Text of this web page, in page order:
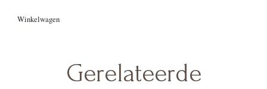
Winkelwagen
Gerelateerde